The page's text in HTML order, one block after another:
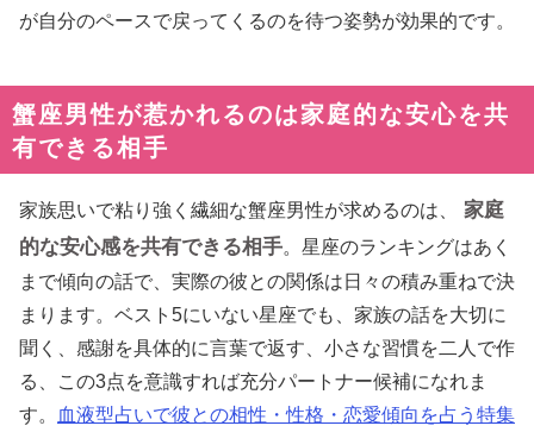
が自分のペースで戻ってくるのを待つ姿勢が効果的です。
蟹座男性が惹かれるのは家庭的な安心を共
有できる相手
家族思いで粘り強く繊細な蟹座男性が求めるのは、
家庭
的な安心感を共有できる相手。星座のランキングはあく
まで傾向の話で、実際の彼との関係は日々の積み重ねで決
まります。ベスト5にいない星座でも、家族の話を大切に
聞く、感謝を具体的に言葉で返す、小さな習慣を二人で作
る、この3点を意識すれば充分パートナー候補になれま
す。
血液型占いで彼との相性・性格・恋愛傾向を占う特集